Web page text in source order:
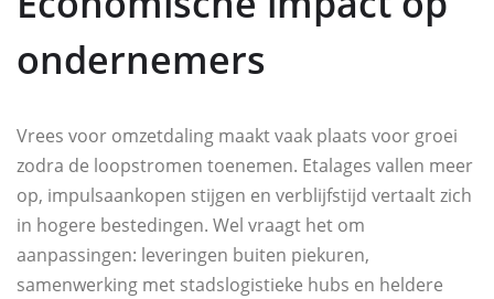
ondernemers
Vrees voor omzetdaling maakt vaak plaats voor groei
zodra de loopstromen toenemen. Etalages vallen meer
op, impulsaankopen stijgen en verblijfstijd vertaalt zich
in hogere bestedingen. Wel vraagt het om
aanpassingen: leveringen buiten piekuren,
samenwerking met stadslogistieke hubs en heldere